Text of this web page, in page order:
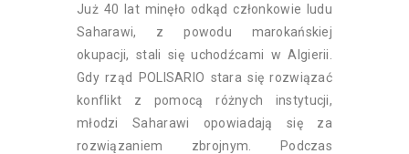
Już 40 lat minęło odkąd członkowie ludu
Saharawi, z powodu marokańskiej
okupacji, stali się uchodźcami w Algierii.
Gdy rząd POLISARIO stara się rozwiązać
konflikt z pomocą różnych instytucji,
młodzi Saharawi opowiadają się za
rozwiązaniem zbrojnym. Podczas